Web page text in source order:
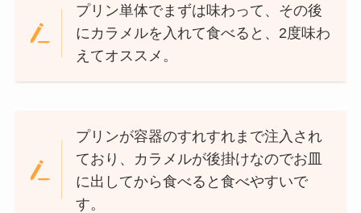
プリン単体でまずは味わって、その後
にカラメルを入れて食べると、2度味わ
えてオススメ。
プリンが容器のすれすれまで注入され
ており、カラメルが後掛けなのでお皿
に出してから食べると食べやすいで
す。